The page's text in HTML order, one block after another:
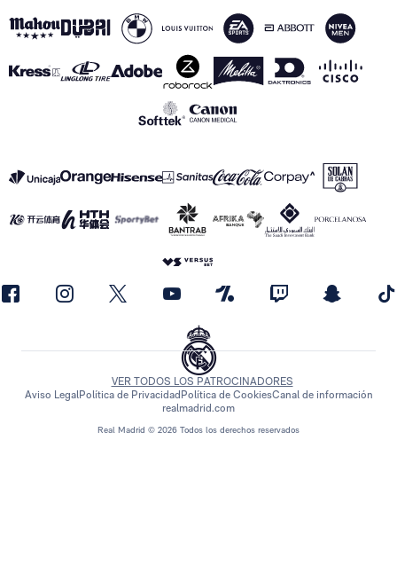
Real Madrid © 2026 Todos los derechos reservados
VER TODOS LOS PATROCINADORES
Aviso LegalPolítica de Privacidad Política de CookiesCanal de información
realmadrid.com